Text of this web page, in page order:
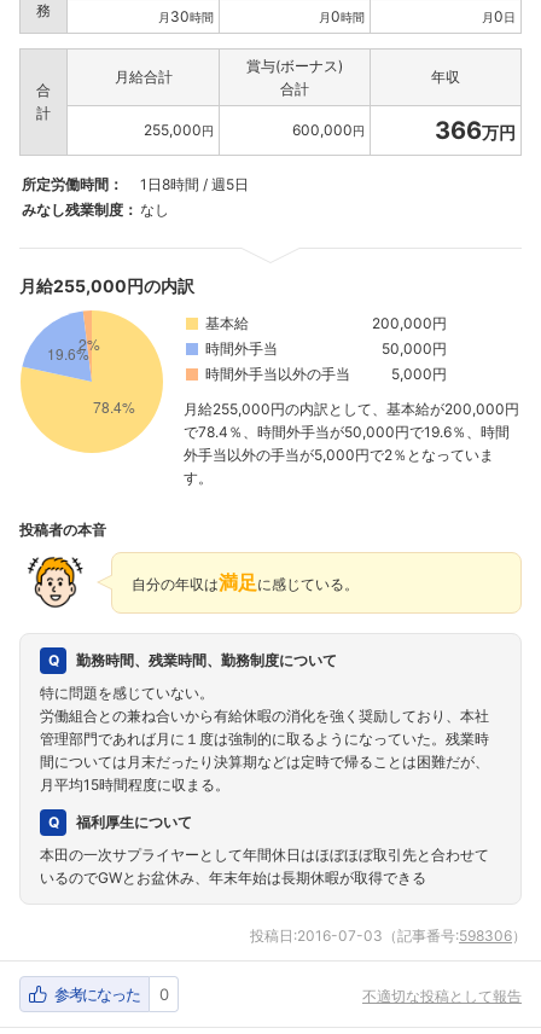
務
月 30時間 月0時間 月0日
合
計
月給合計
賞与(ボーナス)
合計
年収
255,000円 600,000円 366万円
所定労働時間：
1日8時間 / 週5日
みなし残業制度： なし
月給255,000円の内訳
基本給
200,000円
時間外手当
50,000円
時間外手当以外の手当
5,000円
月給255,000円の内訳として、基本給が200,000円
で78.4％、時間外手当が50,000円で19.6％、時間
外手当以外の手当が5,000円で2％となっていま
す。
投稿者の本音
自分の年収は満足 に感じている。
勤務時間、残業時間、勤務制度について
特に問題を感じていない。
労働組合との兼ね合いから有給休暇の消化を強く奨励しており、本社
管理部門であれば月に１度は強制的に取るようになっていた。残業時
間については月末だったり決算期などは定時で帰ることは困難だが、
月平均15時間程度に収まる。
福利厚生について
本田の一次サプライヤーとして年間休日はほぼほぼ取引先と合わせて
いるのでGWとお盆休み、年末年始は長期休暇が取得できる
投稿日:2016-07-03 （記事番号:598306）
参考になった 0 不適切な投稿として報告